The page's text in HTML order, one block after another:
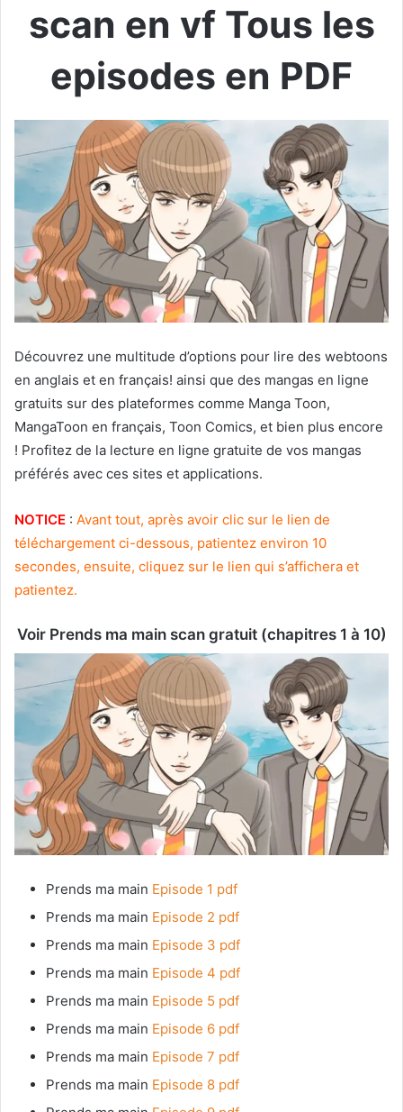
scan en vf Tous les
episodes en PDF
Découvrez une multitude d’options pour lire des webtoons
en anglais et en français! ainsi que des mangas en ligne
gratuits sur des plateformes comme Manga Toon,
MangaToon en français, Toon Comics, et bien plus encore
! Profitez de la lecture en ligne gratuite de vos mangas
préférés avec ces sites et applications.
NOTICE : Avant tout, après avoir clic sur le lien de
téléchargement ci-dessous, patientez environ 10
secondes, ensuite, cliquez sur le lien qui s’affichera et
patientez.
Voir Prends ma main scan gratuit (chapitres 1 à 10)
Prends ma main Episode 1 pdf
Prends ma main Episode 2 pdf
Prends ma main Episode 3 pdf
Prends ma main Episode 4 pdf
Prends ma main Episode 5 pdf
Prends ma main Episode 6 pdf
Prends ma main Episode 7 pdf
Prends ma main Episode 8 pdf